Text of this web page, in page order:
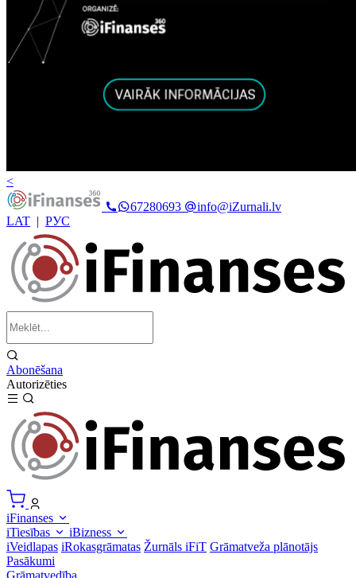
<
67280693
info@iZurnali.lv
LAT | РУС
Abonēšana
Autorizēties
iFinanses
iTiesības
iBizness
iVeidlapas iRokasgrāmatas Žurnāls iFiT Grāmatveža plānotājs
Pasākumi